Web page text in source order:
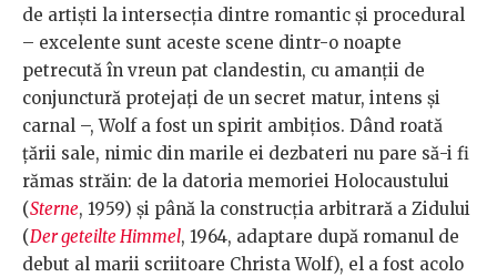
de artiști la intersecția dintre romantic și procedural
– excelente sunt aceste scene dintr-o noapte
petrecută în vreun pat clandestin, cu amanții de
conjunctură protejați de un secret matur, intens și
carnal –, Wolf a fost un spirit ambițios. Dând roată
țării sale, nimic din marile ei dezbateri nu pare să-i fi
rămas străin: de la datoria memoriei Holocaustului
(Sterne, 1959) și până la construcția arbitrară a Zidului
(Der geteilte Himmel, 1964, adaptare după romanul de
debut al marii scriitoare Christa Wolf), el a fost acolo